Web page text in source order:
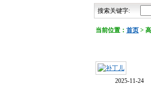
搜索关键字:
当前位置： 首页 >
2025-11-24